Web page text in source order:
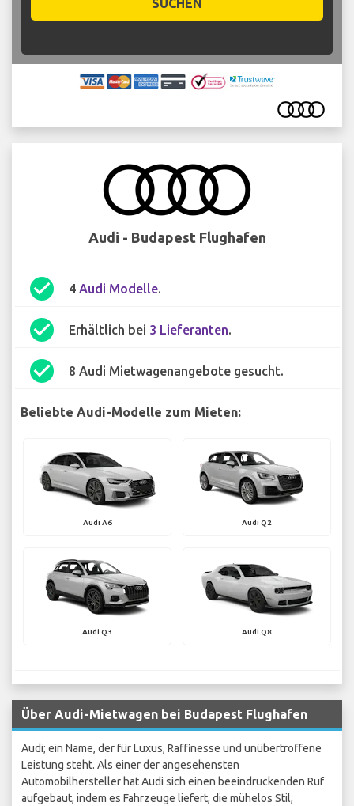
SUCHEN
Audi - Budapest Flughafen
check_circle 4 Audi Modelle.
check_circle Erhältlich bei 3 Lieferanten.
check_circle 8 Audi Mietwagenangebote gesucht.
Beliebte Audi-Modelle zum Mieten:
Audi A6 Audi Q2
Audi Q3 Audi Q8
Über Audi-Mietwagen bei Budapest Flughafen
Audi; ein Name, der für Luxus, Raffinesse und unübertroffene
Leistung steht. Als einer der angesehensten
Automobilhersteller hat Audi sich einen beeindruckenden Ruf
aufgebaut, indem es Fahrzeuge liefert, die mühelos Stil,